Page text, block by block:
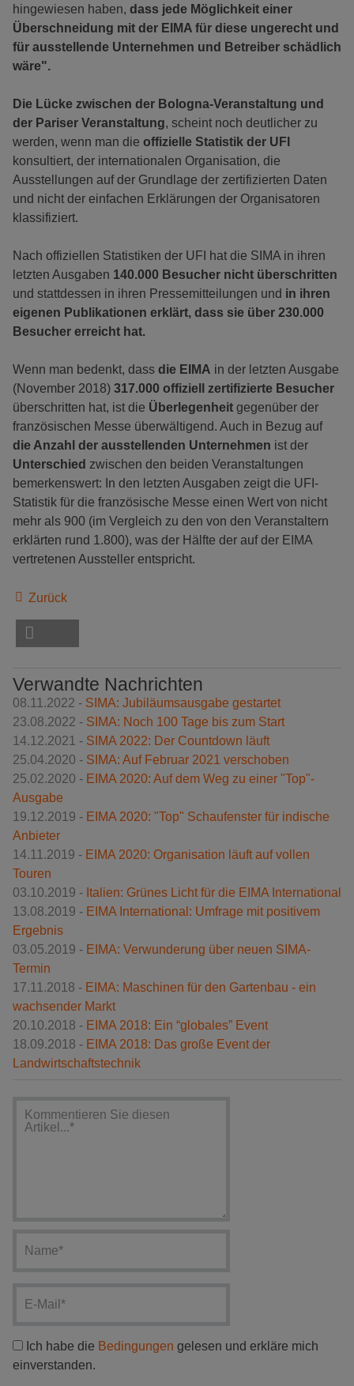
hingewiesen haben, dass jede Möglichkeit einer
Überschneidung mit der EIMA für diese ungerecht und
für ausstellende Unternehmen und Betreiber schädlich
wäre".
Die Lücke zwischen der Bologna-Veranstaltung und
der Pariser Veranstaltung, scheint noch deutlicher zu
werden, wenn man die offizielle Statistik der UFI
konsultiert, der internationalen Organisation, die
Ausstellungen auf der Grundlage der zertifizierten Daten
und nicht der einfachen Erklärungen der Organisatoren
klassifiziert.
Nach offiziellen Statistiken der UFI hat die SIMA in ihren
letzten Ausgaben 140.000 Besucher nicht überschritten
und stattdessen in ihren Pressemitteilungen und in ihren
eigenen Publikationen erklärt, dass sie über 230.000
Besucher erreicht hat.
Wenn man bedenkt, dass die EIMA in der letzten Ausgabe
(November 2018) 317.000 offiziell zertifizierte Besucher
überschritten hat, ist die Überlegenheit gegenüber der
französischen Messe überwältigend. Auch in Bezug auf
die Anzahl der ausstellenden Unternehmen ist der
Unterschied zwischen den beiden Veranstaltungen
bemerkenswert: In den letzten Ausgaben zeigt die UFI-
Statistik für die französische Messe einen Wert von nicht
mehr als 900 (im Vergleich zu den von den Veranstaltern
erklärten rund 1.800), was der Hälfte der auf der EIMA
vertretenen Aussteller entspricht.
Zurück
Verwandte Nachrichten
08.11.2022 - SIMA: Jubiläumsausgabe gestartet
23.08.2022 - SIMA: Noch 100 Tage bis zum Start
14.12.2021 - SIMA 2022: Der Countdown läuft
25.04.2020 - SIMA: Auf Februar 2021 verschoben
25.02.2020 - EIMA 2020: Auf dem Weg zu einer "Top"-
Ausgabe
19.12.2019 - EIMA 2020: "Top" Schaufenster für indische
Anbieter
14.11.2019 - EIMA 2020: Organisation läuft auf vollen
Touren
03.10.2019 - Italien: Grünes Licht für die EIMA International
13.08.2019 - EIMA International: Umfrage mit positivem
Ergebnis
03.05.2019 - EIMA: Verwunderung über neuen SIMA-
Termin
17.11.2018 - EIMA: Maschinen für den Gartenbau - ein
wachsender Markt
20.10.2018 - EIMA 2018: Ein “globales” Event
18.09.2018 - EIMA 2018: Das große Event der
Landwirtschaftstechnik
Ich habe die Bedingungen gelesen und erkläre mich
einverstanden.